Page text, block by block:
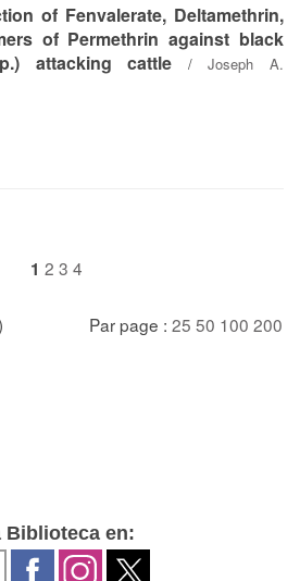
of Fenvalerate, Deltamethrin,
of Permethrin against black
attacking cattle /Joseph A.
1 2 3 4
Par page : 25 50 100 200
Biblioteca en: